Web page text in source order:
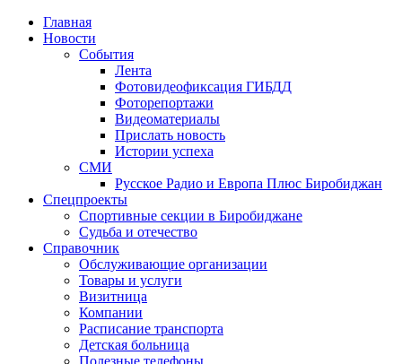
Главная
Новости
События
Лента
Фотовидеофиксация ГИБДД
Фоторепортажи
Видеоматериалы
Прислать новость
Истории успеха
СМИ
Русское Радио и Европа Плюс Биробиджан
Спецпроекты
Спортивные секции в Биробиджане
Судьба и отечество
Справочник
Обслуживающие организации
Товары и услуги
Визитница
Компании
Расписание транспорта
Детская больница
Полезные телефоны